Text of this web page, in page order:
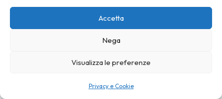
Accetta
Nega
Visualizza le preferenze
Privacy e Cookie
15:30 alle 18:30, nell’ambito del progetto “Ri-
conoscere le Mura” del Comune di Lucca.
Lucca è affollata il 12 luglio?
Sì. Il 12 luglio è uno dei weekend di alta stagione,